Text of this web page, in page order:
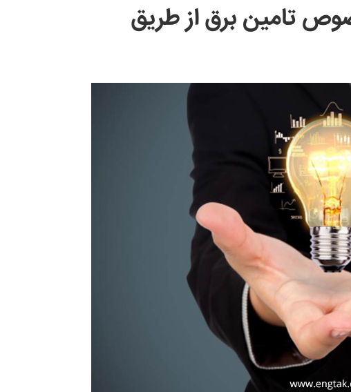
تامین برق از طریق